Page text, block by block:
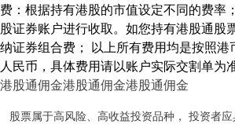
费：根据持有港股的市值设定不同的费率
股证券账户进行收取。如您持有港股通股
纳证券组合费； 以上所有费用均是按照
人民币，具体费用请以账户实际交割单为准
港股通佣金港股通佣金港股通佣金
股票属于高风险、高收益投资品种， 投资者